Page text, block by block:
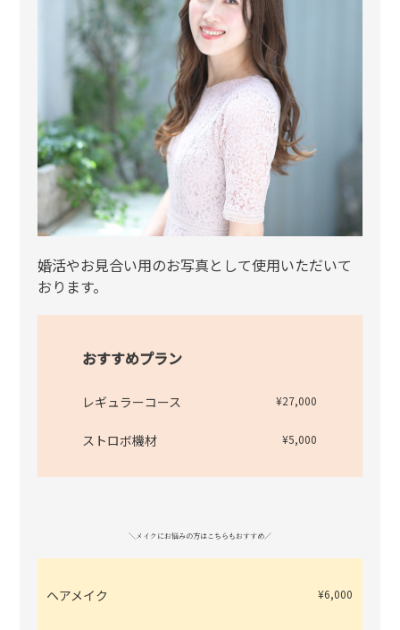
婚活やお見合い用のお写真として使用いただいて
おります。
おすすめプラン
レギュラーコース ¥27,000
ストロボ機材 ¥5,000
＼メイクにお悩みの方はこちらもおすすめ／
ヘアメイク ¥6,000